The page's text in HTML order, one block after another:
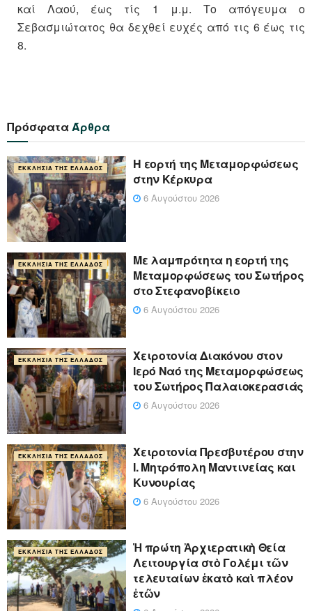
καί Λαού, έως τίς 1 μ.μ. Το απόγευμα ο
Σεβασμιώτατος θα δεχθεί ευχές από τις 6 έως τις
8.
ΠρόσφαταΆρθρα
ΕΚΚΛΗΣΊΑ ΤΗΣ ΕΛΛΆΔΟΣ
Η εορτή της Μεταμορφώσεως
στην Κέρκυρα
6 Αυγούστου 2026
ΕΚΚΛΗΣΊΑ ΤΗΣ ΕΛΛΆΔΟΣ
Με λαμπρότητα η εορτή της
Μεταμορφώσεως του Σωτήρος
στο Στεφανοβίκειο
6 Αυγούστου 2026
ΕΚΚΛΗΣΊΑ ΤΗΣ ΕΛΛΆΔΟΣ
Χειροτονία Διακόνου στον
Ιερό Ναό της Μεταμορφώσεως
του Σωτήρος Παλαιοκερασιάς
6 Αυγούστου 2026
ΕΚΚΛΗΣΊΑ ΤΗΣ ΕΛΛΆΔΟΣ
Xειροτονία Πρεσβυτέρου στην
Ι. Μητρόπολη Μαντινείας και
Κυνουρίας
6 Αυγούστου 2026
ΕΚΚΛΗΣΊΑ ΤΗΣ ΕΛΛΆΔΟΣ
Ἡ πρώτη Ἀρχιερατικὴ Θεία
Λειτουργία στὸ Γολέμι τῶν
τελευταίων ἑκατὸ καὶ πλέον
ἐτῶν